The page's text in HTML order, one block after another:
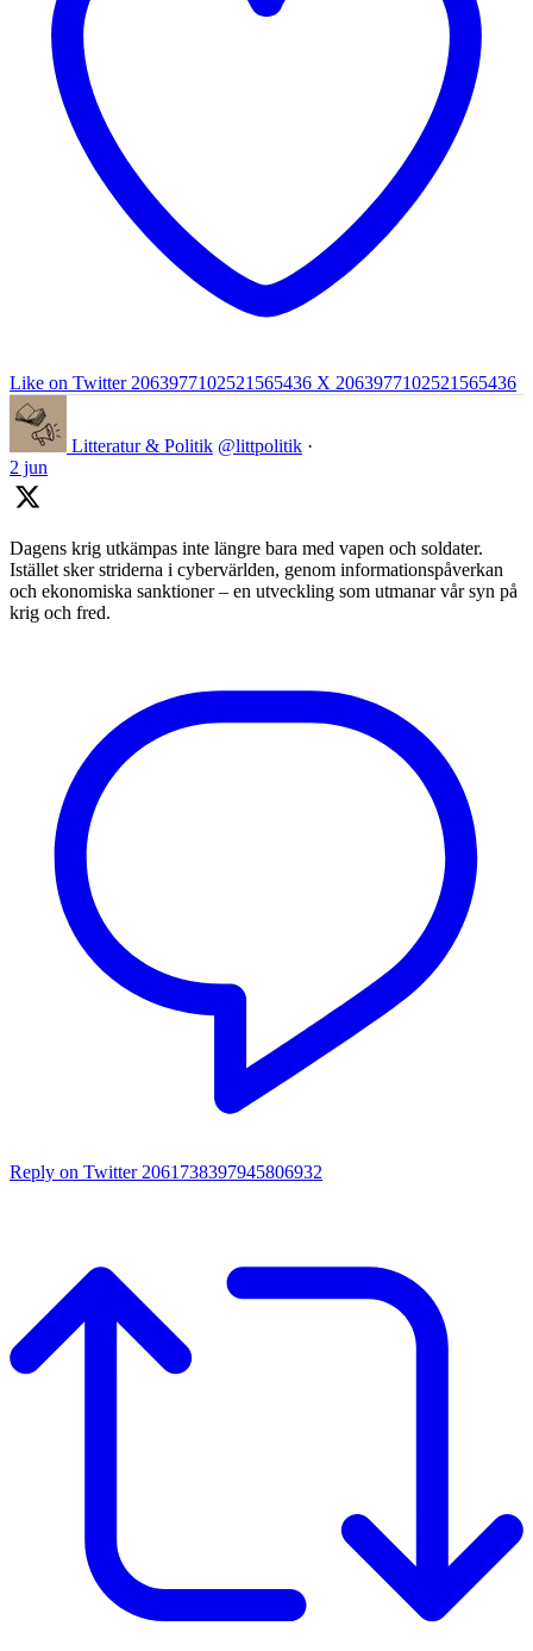
Like on Twitter 2063977102521565436 X 2063977102521565436
Litteratur & Politik @littpolitik ·
2 jun
Dagens krig utkämpas inte längre bara med vapen och soldater.
Istället sker striderna i cybervärlden, genom informationspåverkan
och ekonomiska sanktioner – en utveckling som utmanar vår syn på
krig och fred.
Reply on Twitter 2061738397945806932